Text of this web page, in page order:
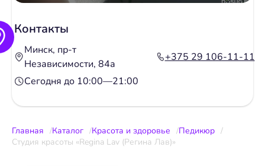
Контакты
Минск, пр-т
Независимости, 84а
+375 29 106-11-11
Сегодня до 10:00—21:00
Главная Каталог Красота и здоровье
Педикюр
Студия красоты «Regina Lav (Регина Лав)»